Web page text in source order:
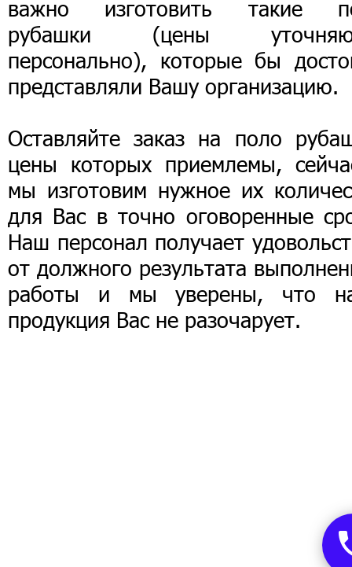
важно изготовить такие
рубашки (цены
персонально), которые бы
представляли Вашу организацию.
Оставляйте заказ на поло
цены которых приемлемы,
мы изготовим нужное их
для Вас в точно оговоренные
Наш персонал получает
от должного результата
работы и мы уверены, что
продукция Вас не разочарует.